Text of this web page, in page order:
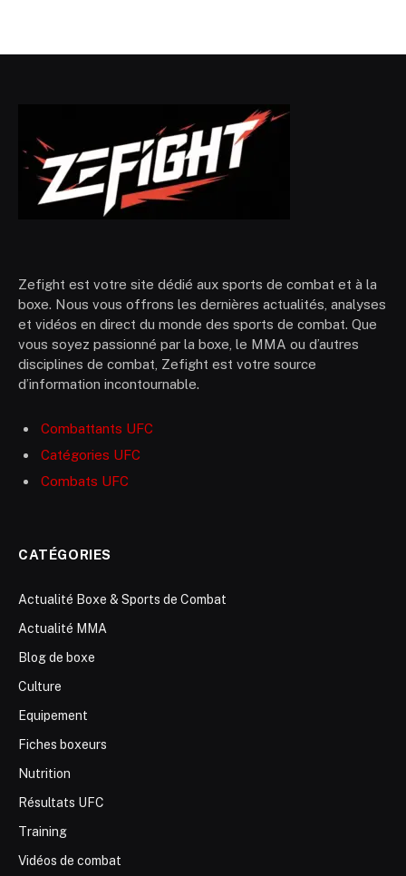
Zefight est votre site dédié aux sports de combat et à la
boxe. Nous vous offrons les dernières actualités, analyses
et vidéos en direct du monde des sports de combat. Que
vous soyez passionné par la boxe, le MMA ou d’autres
disciplines de combat, Zefight est votre source
d’information incontournable.
Combattants UFC
Catégories UFC
Combats UFC
CATÉGORIES
Actualité Boxe & Sports de Combat
Actualité MMA
Blog de boxe
Culture
Equipement
Fiches boxeurs
Nutrition
Résultats UFC
Training
Vidéos de combat